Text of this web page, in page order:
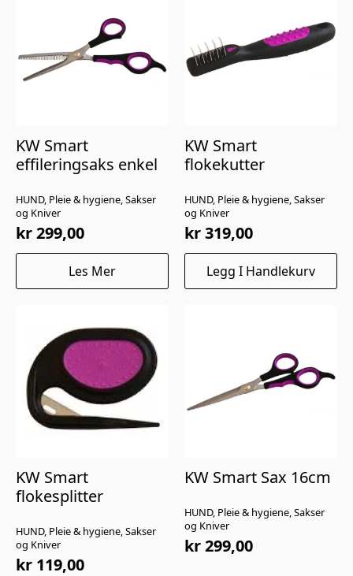
velges
produktsiden
HUND, Pleie & hygiene, Sakser
og Kniver
KW Smart
effileringsaks enkel
kr299,00
Les Mer
HUND, Pleie & hygiene, Sakser
og Kniver
KW Smart
flokekutter
kr319,00
Legg I Handlekurv
HUND, Pleie & hygiene, Sakser
og Kniver
KW Smart
flokesplitter
kr 119,00
HUND, Pleie & hygiene, Sakser
og Kniver
KW Smart Sax 16cm
kr299,00